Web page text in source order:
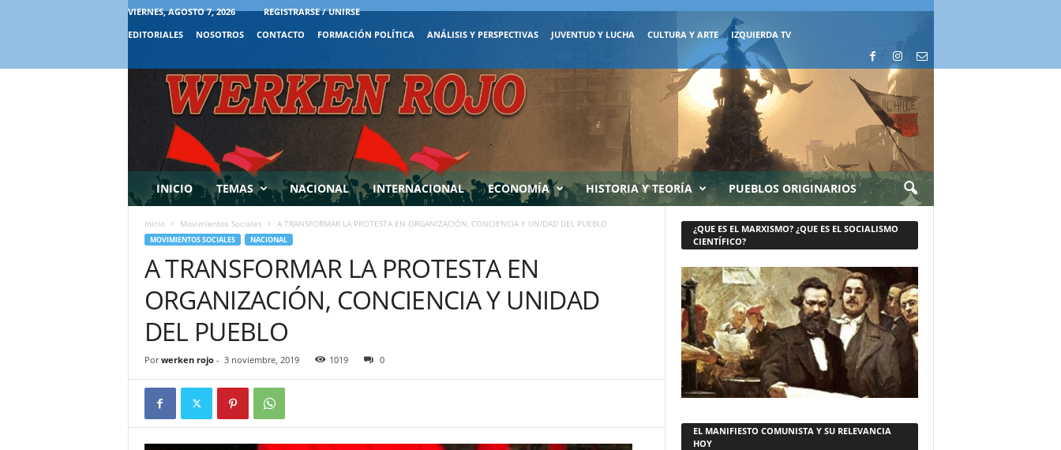
VIERNES, AGOSTO 7, 2026
REGISTRARSE / UNIRSE
EDITORIALES
NOSOTROS CONTACTO FORMACIÓN POLÍTICA ANÁLISIS Y PERSPECTIVAS JUVENTUD Y LUCHA CULTURA Y ARTE IZQUIERDA TV
INICIO TEMAS NACIONAL INTERNACIONAL ECONOMÍA HISTORIA Y TEORÍA PUEBLOS ORIGINARIOS
Inicio Movimientos Sociales A TRANSFORMAR LA PROTESTA EN ORGANIZACIÓN, CONCIENCIA Y UNIDAD DEL PUEBLO
MOVIMIENTOS SOCIALES NACIONAL
A TRANSFORMAR LA PROTESTA EN
ORGANIZACIÓN, CONCIENCIA Y UNIDAD
DEL PUEBLO
Por werken rojo- 3 noviembre, 2019 1019 0
¿QUE ES EL MARXISMO? ¿QUE ES EL SOCIALISMO
CIENTÍFICO?
EL MANIFIESTO COMUNISTA Y SU RELEVANCIA
HOY